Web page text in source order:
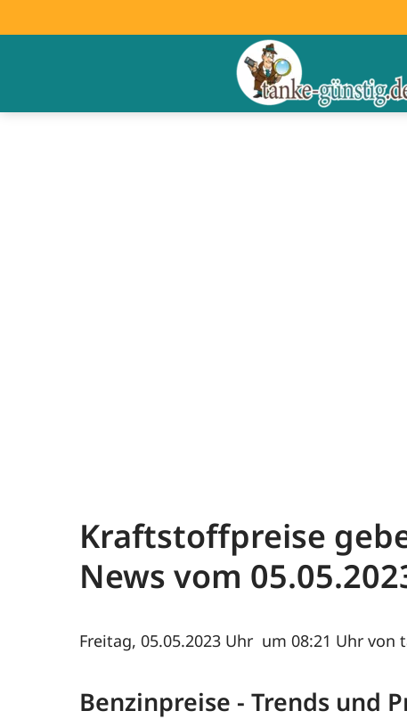
Kraftstoffpreise
News vom
Freitag, 05.05.2023 um 08:21 Uhr von
Benzinpreise - Trends und